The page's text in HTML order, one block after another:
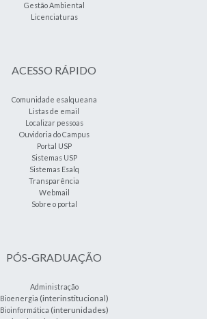
Gestão Ambiental
Licenciaturas
ACESSO RÁPIDO
Comunidade esalqueana
Listas de email
Localizar pessoas
Ouvidoria do Campus
Portal USP
Sistemas USP
Sistemas Esalq
Transparência
Webmail
Sobre o portal
PÓS-GRADUAÇÃO
Administração
Bioenergia (interinstitucional)
Bioinformática (interunidades)